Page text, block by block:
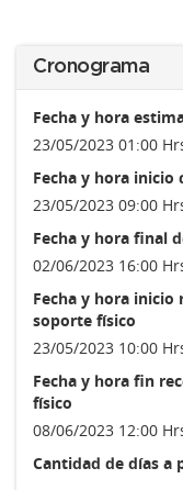
Cronograma
Fecha y hora
23/05/2023 01:00
Fecha y hora inicio
23/05/2023 09:00
Fecha y hora final
02/06/2023 16:00
Fecha y hora inicio
soporte físico
23/05/2023 10:00
Fecha y hora fin
físico
08/06/2023 12:00
Cantidad de días a